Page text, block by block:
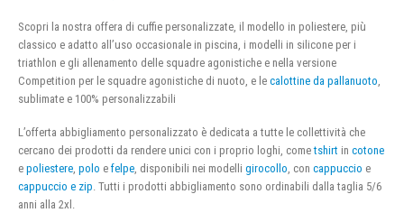
Scopri la nostra offera di cuffie personalizzate, il modello in poliestere, più
classico e adatto all’uso occasionale in piscina, i modelli in silicone per i
triathlon e gli allenamento delle squadre agonistiche e nella versione
Competition per le squadre agonistiche di nuoto, e le calottine da pallanuoto,
sublimate e 100% personalizzabili
L’offerta abbigliamento personalizzato è dedicata a tutte le collettività che
cercano dei prodotti da rendere unici con i proprio loghi, cometshirt in cotone
e poliestere, polo e felpe, disponibili nei modelli girocollo, con cappuccio e
cappuccio e zip. Tutti i prodotti abbigliamento sono ordinabili dalla taglia 5/6
anni alla 2xl.